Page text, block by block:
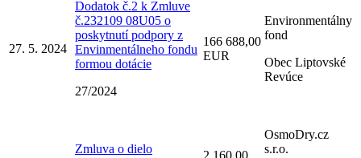
27. 5. 2024
Dodatok č.2 k Zmluve
č.232109 08U05 o
poskytnutí podpory z
Envinmentálneho fondu
formou dotácie
27/2024
166 688,00
EUR
Environmentálny
fond
Obec Liptovské
Revúce
Zmluva o dielo
2 160,00
OsmoDry.cz
s.r.o.